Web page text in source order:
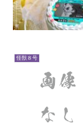
怪獣８号